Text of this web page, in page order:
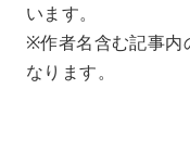
います。
※作者名含む記事内
なります。